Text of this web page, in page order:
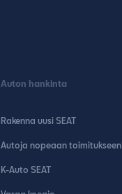
Auton hankinta
Rakenna uusi SEAT
Autoja nopeaan toimitukseen
K-Auto SEAT